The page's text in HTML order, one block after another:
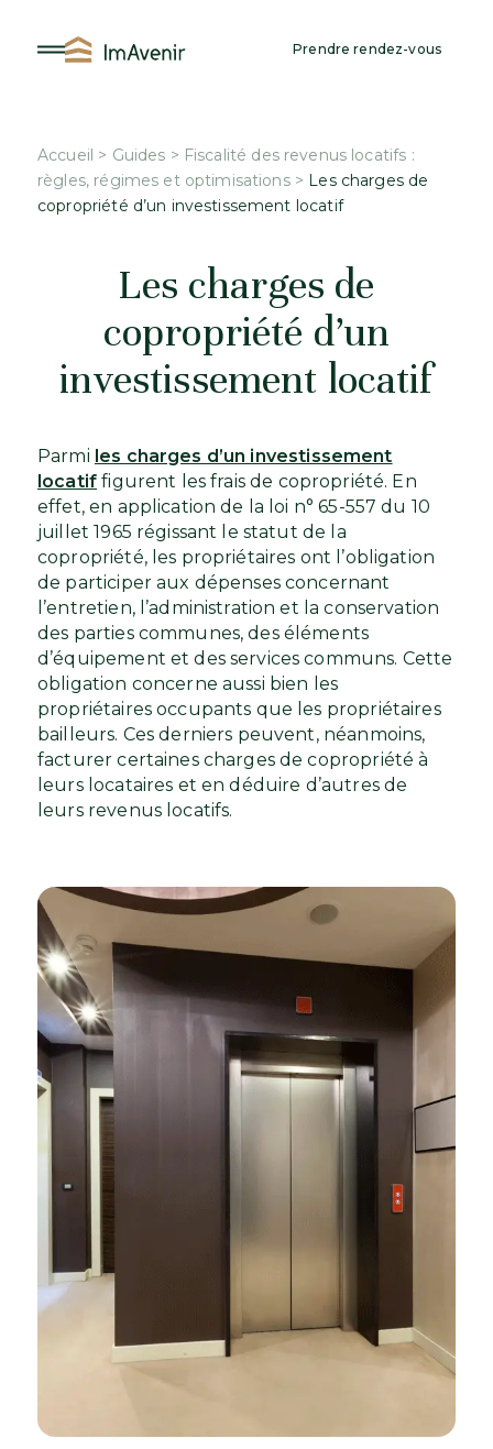
contenu
Prendre rendez-vous
Accueil > Guides > Fiscalité des revenus locatifs :
règles, régimes et optimisations> Les charges de
copropriété d’un investissement locatif
Les charges de
copropriété d’un
investissement locatif
Parmi les charges d’un investissement
locatif figurent les frais de copropriété. En
effet, en application de la loi n° 65-557 du 10
juillet 1965 régissant le statut de la
copropriété, les propriétaires ont l’obligation
de participer aux dépenses concernant
l’entretien, l’administration et la conservation
des parties communes, des éléments
d’équipement et des services communs. Cette
obligation concerne aussi bien les
propriétaires occupants que les propriétaires
bailleurs. Ces derniers peuvent, néanmoins,
facturer certaines charges de copropriété à
leurs locataires et en déduire d’autres de
leurs revenus locatifs.